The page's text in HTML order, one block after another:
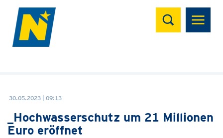
Suchen
30.05.2023 | 09:13
_Hochwasserschutz um 21 Millionen
Euro eröffnet